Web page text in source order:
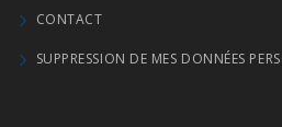
CONTACT
SUPPRESSION DE MES DONNÉES